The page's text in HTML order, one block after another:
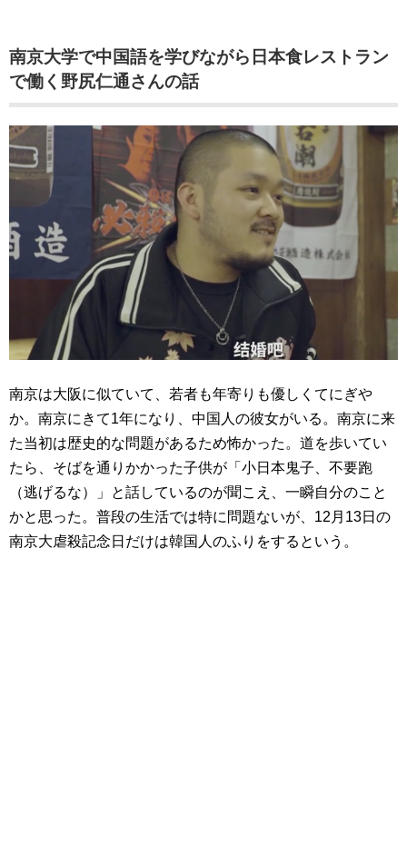
南京大学で中国語を学びながら日本食レストラン
で働く野尻仁通さんの話
南京は大阪に似ていて、若者も年寄りも優しくてにぎや
か。南京にきて1年になり、中国人の彼女がいる。南京に来
た当初は歴史的な問題があるため怖かった。道を歩いてい
たら、そばを通りかかった子供が「小日本鬼子、不要跑
（逃げるな）」と話しているのが聞こえ、一瞬自分のこと
かと思った。普段の生活では特に問題ないが、12月13日の
南京大虐殺記念日だけは韓国人のふりをするという。